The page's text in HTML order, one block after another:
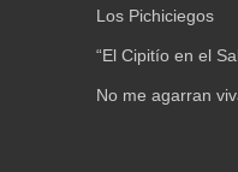
Los Pichiciegos
“El Cipitío en el
No me agarran